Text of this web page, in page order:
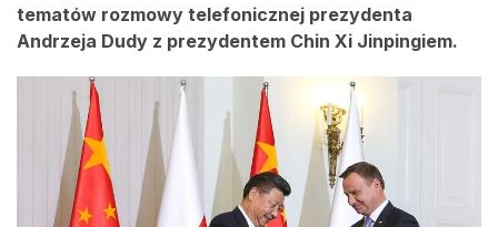
tematów rozmowy telefonicznej prezydenta
Andrzeja Dudy z prezydentem Chin Xi Jinpingiem.